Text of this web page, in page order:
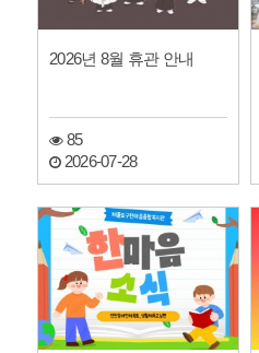
2026년 8월 휴관 안내
85
2026-07-28